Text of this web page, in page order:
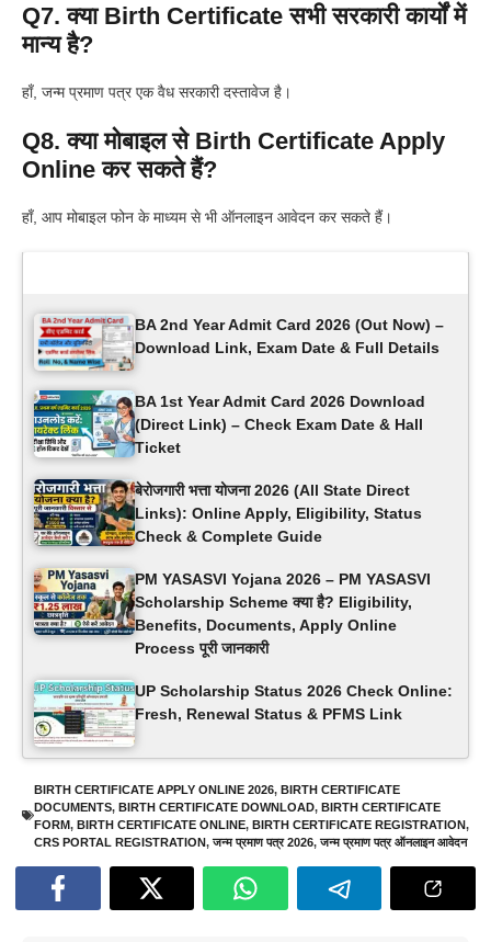
Q7. क्या Birth Certificate सभी सरकारी कार्यों में
मान्य है?
हाँ, जन्म प्रमाण पत्र एक वैध सरकारी दस्तावेज है।
Q8. क्या मोबाइल से Birth Certificate Apply
Online कर सकते हैं?
हाँ, आप मोबाइल फोन के माध्यम से भी ऑनलाइन आवेदन कर सकते हैं।
BA 2nd Year Admit Card 2026 (Out Now) –
Download Link, Exam Date & Full Details
BA 1st Year Admit Card 2026 Download
(Direct Link) – Check Exam Date & Hall
Ticket
बेरोजगारी भत्ता योजना 2026 (All State Direct
Links): Online Apply, Eligibility, Status
Check & Complete Guide
PM YASASVI Yojana 2026 – PM YASASVI
Scholarship Scheme क्या है? Eligibility,
Benefits, Documents, Apply Online
Process पूरी जानकारी
UP Scholarship Status 2026 Check Online:
Fresh, Renewal Status & PFMS Link
BIRTH CERTIFICATE APPLY ONLINE 2026, BIRTH CERTIFICATE
DOCUMENTS, BIRTH CERTIFICATE DOWNLOAD, BIRTH CERTIFICATE
FORM, BIRTH CERTIFICATE ONLINE, BIRTH CERTIFICATE REGISTRATION,
CRS PORTAL REGISTRATION,जन्म प्रमाण पत्र 2026,जन्म प्रमाण पत्र ऑनलाइन आवेदन